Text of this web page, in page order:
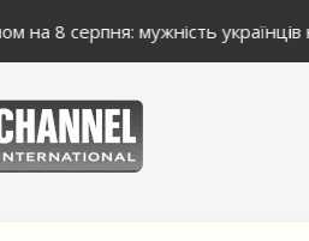
на 8 серпня: мужність українців